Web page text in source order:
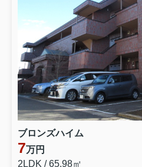
ブロンズハイム
7万円
2LDK / 65.98㎡